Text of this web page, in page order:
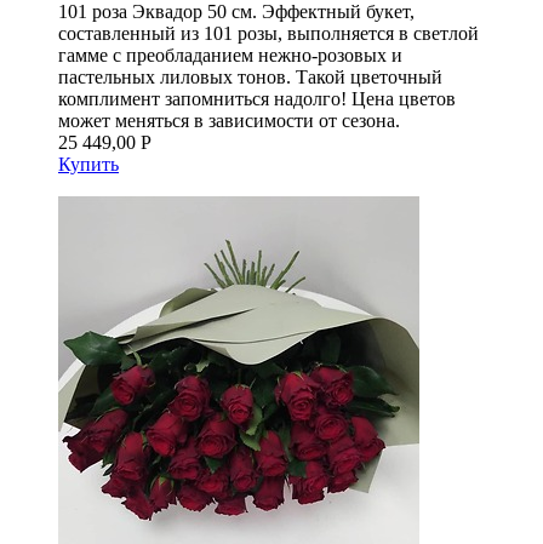
101 роза Эквадор 50 см. Эффектный букет,
составленный из 101 розы, выполняется в светлой
гамме с преобладанием нежно-розовых и
пастельных лиловых тонов. Такой цветочный
комплимент запомниться надолго! Цена цветов
может меняться в зависимости от сезона.
25 449,00 Р
Купить